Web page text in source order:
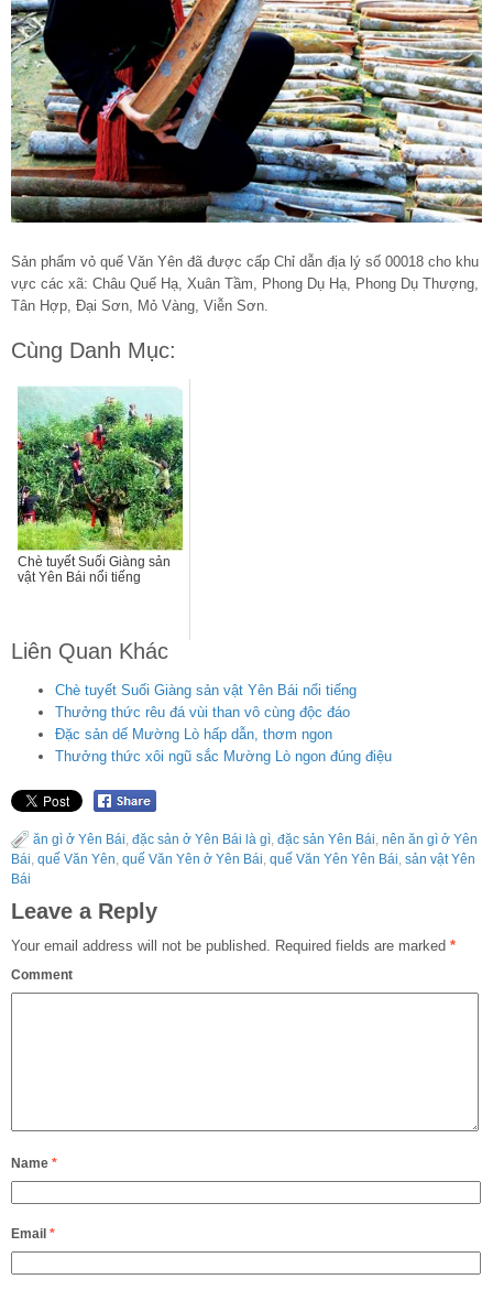
Sản phẩm vỏ quế Văn Yên đã được cấp Chỉ dẫn địa lý số 00018 cho khu
vực các xã: Châu Quế Hạ, Xuân Tầm, Phong Dụ Hạ, Phong Dụ Thượng,
Tân Hợp, Đại Sơn, Mỏ Vàng, Viễn Sơn.
Cùng Danh Mục:
Chè tuyết Suối Giàng sản
vật Yên Bái nổi tiếng
Liên Quan Khác
Chè tuyết Suối Giàng sản vật Yên Bái nổi tiếng
Thưởng thức rêu đá vùi than vô cùng độc đáo
Đặc sản dế Mường Lò hấp dẫn, thơm ngon
Thưởng thức xôi ngũ sắc Mường Lò ngon đúng điệu
ăn gì ở Yên Bái đặc sản ở Yên Bái là gì đặc sản Yên Bái nên ăn gì ở Yên
Bái quế Văn Yên quế Văn Yên ở Yên Bái quế Văn Yên Yên Bái sản vật Yên
Bái
Leave a Reply
Your email address will not be published. Required fields are marked *
Comment
Name *
Email *